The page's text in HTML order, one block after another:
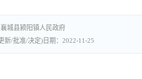
襄城县颍阳镇人民政府
2022-11-25